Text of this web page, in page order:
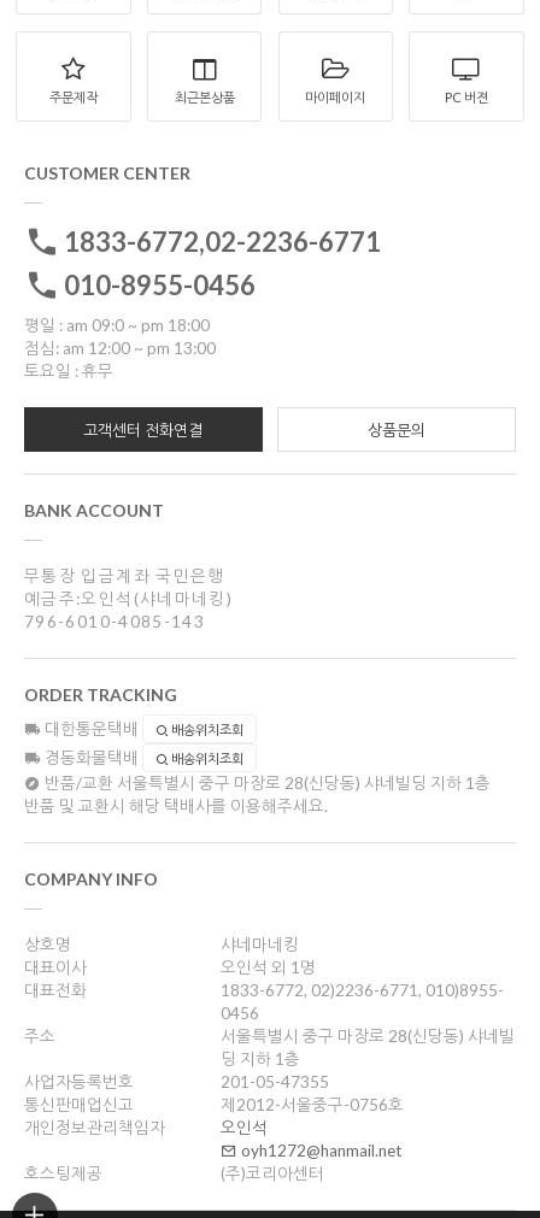
주문제작 최근본상품 마이페이지 PC 버젼
CUSTOMER CENTER
1833-6772,02-2236-6771
010-8955-0456
평일 : am 09:0 ~ pm 18:00
점심: am 12:00 ~ pm 13:00
토요일 : 휴무
고객센터 전화연결 상품문의
BANK ACCOUNT
무통장 입금계좌 국민은행
예금주:오인석(샤네마네킹)
796-6010-4085-143
ORDER TRACKING
대한통운택배 배송위치조회
경동화물택배 배송위치조회
반품/교환 서울특별시 중구 마장로 28(신당동) 샤네빌딩 지하 1층
반품 및 교환시 해당 택배사를 이용해주세요.
COMPANY INFO
상호명
샤네마네킹
대표이사
오인석 외 1명
대표전화
1833-6772, 02)2236-6771, 010)8955-
0456
주소
서울특별시 중구 마장로 28(신당동) 샤네빌
딩 지하 1층
사업자등록번호
201-05-47355
통신판매업신고
제2012-서울중구-0756호
개인정보관리책임자
오인석
oyh1272@hanmail.net
호스팅제공
(주)코리아센터